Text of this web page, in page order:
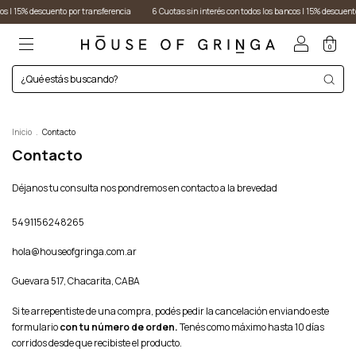
15% descuento por transferencia 6 Cuotas sin interés con todos los bancos I 15%
0
Inicio . Contacto
Contacto
Déjanos tu consulta nos pondremos en contacto a la brevedad
5491156248265
hola@houseofgringa.com.ar
Guevara 517, Chacarita, CABA
Si te arrepentiste de una compra, podés pedir la cancelación enviando este
formulariocon tu número de orden.Tenés como máximo hasta 10 días
corridos desde que recibiste el producto.